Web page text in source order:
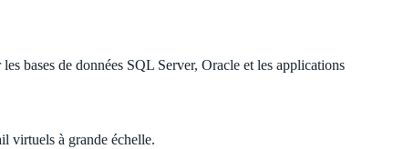
bases de données SQL Server, Oracle et les applications
virtuels à grande échelle.